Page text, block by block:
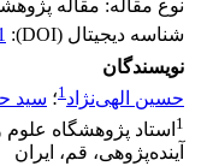
نوع مقاله: مقاله
شناسه دیجیتال (DOI):
نویسندگان
حسین الهی‌نژاد 1؛ سید
1 استاد پژوهشگاه
آینده‌پژوهی، قم، ایران